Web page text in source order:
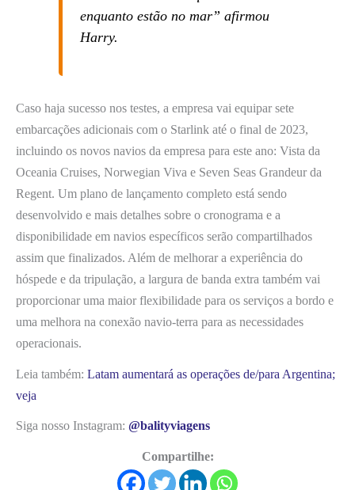
enquanto estão no mar” afirmou
Harry.
Caso haja sucesso nos testes, a empresa vai equipar sete
embarcações adicionais com o Starlink até o final de 2023,
incluindo os novos navios da empresa para este ano: Vista da
Oceania Cruises, Norwegian Viva e Seven Seas Grandeur da
Regent. Um plano de lançamento completo está sendo
desenvolvido e mais detalhes sobre o cronograma e a
disponibilidade em navios específicos serão compartilhados
assim que finalizados. Além de melhorar a experiência do
hóspede e da tripulação, a largura de banda extra também vai
proporcionar uma maior flexibilidade para os serviços a bordo e
uma melhora na conexão navio-terra para as necessidades
operacionais.
Leia também: Latam aumentará as operações de/para Argentina;
veja
Siga nosso Instagram: @balityviagens
Compartilhe: